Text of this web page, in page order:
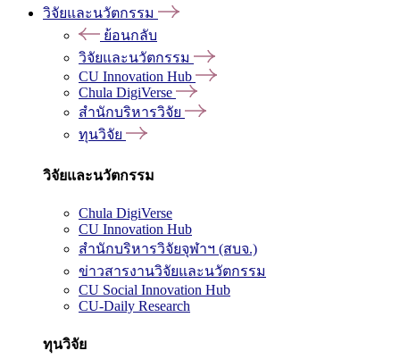
วิจัยและนวัตกรรม
ย้อนกลับ
วิจัยและนวัตกรรม
CU Innovation Hub
Chula DigiVerse
สำนักบริหารวิจัย
ทุนวิจัย
วิจัยและนวัตกรรม
Chula DigiVerse
CU Innovation Hub
สำนักบริหารวิจัยจุฬาฯ (สบจ.)
ข่าวสารงานวิจัยและนวัตกรรม
CU Social Innovation Hub
CU-Daily Research
ทุนวิจัย